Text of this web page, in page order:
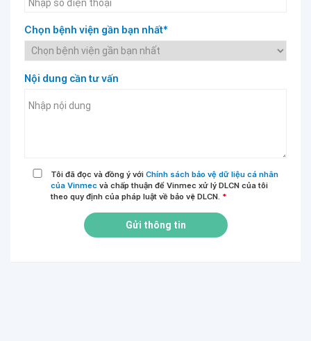
Chọn bệnh viện gần bạn nhất*
Nội dung cần tư vấn
Tôi đã đọc và đồng ý với Chính sách bảo vệ dữ liệu cá nhân
của Vinmec và chấp thuận để Vinmec xử lý DLCN của tôi
theo quy định của pháp luật về bảo vệ DLCN. *
Gửi thông tin